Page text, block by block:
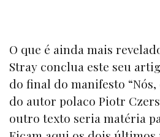
O que é ainda mais
Stray conclua este seu
do final do manifesto “Nós,
do autor polaco Piotr
outro texto seria matéria